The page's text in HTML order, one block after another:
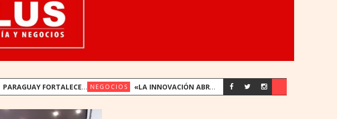
PARAGUAY FORTALECE SU POSICIÓN COMO HUB REGIONAL TRAS REUNIR A LÍDERES FINTECH DE OCHO PAÍSES NEGOCIOS «LA INNOVACIÓN ABRE LA PUERTA A MÁS INVERSORES»: LA VISIÓN DE NASDAQ PARA PARAGUAY